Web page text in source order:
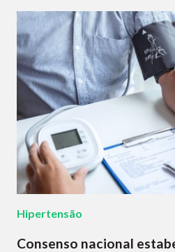
Hipertensão
Consenso nacional